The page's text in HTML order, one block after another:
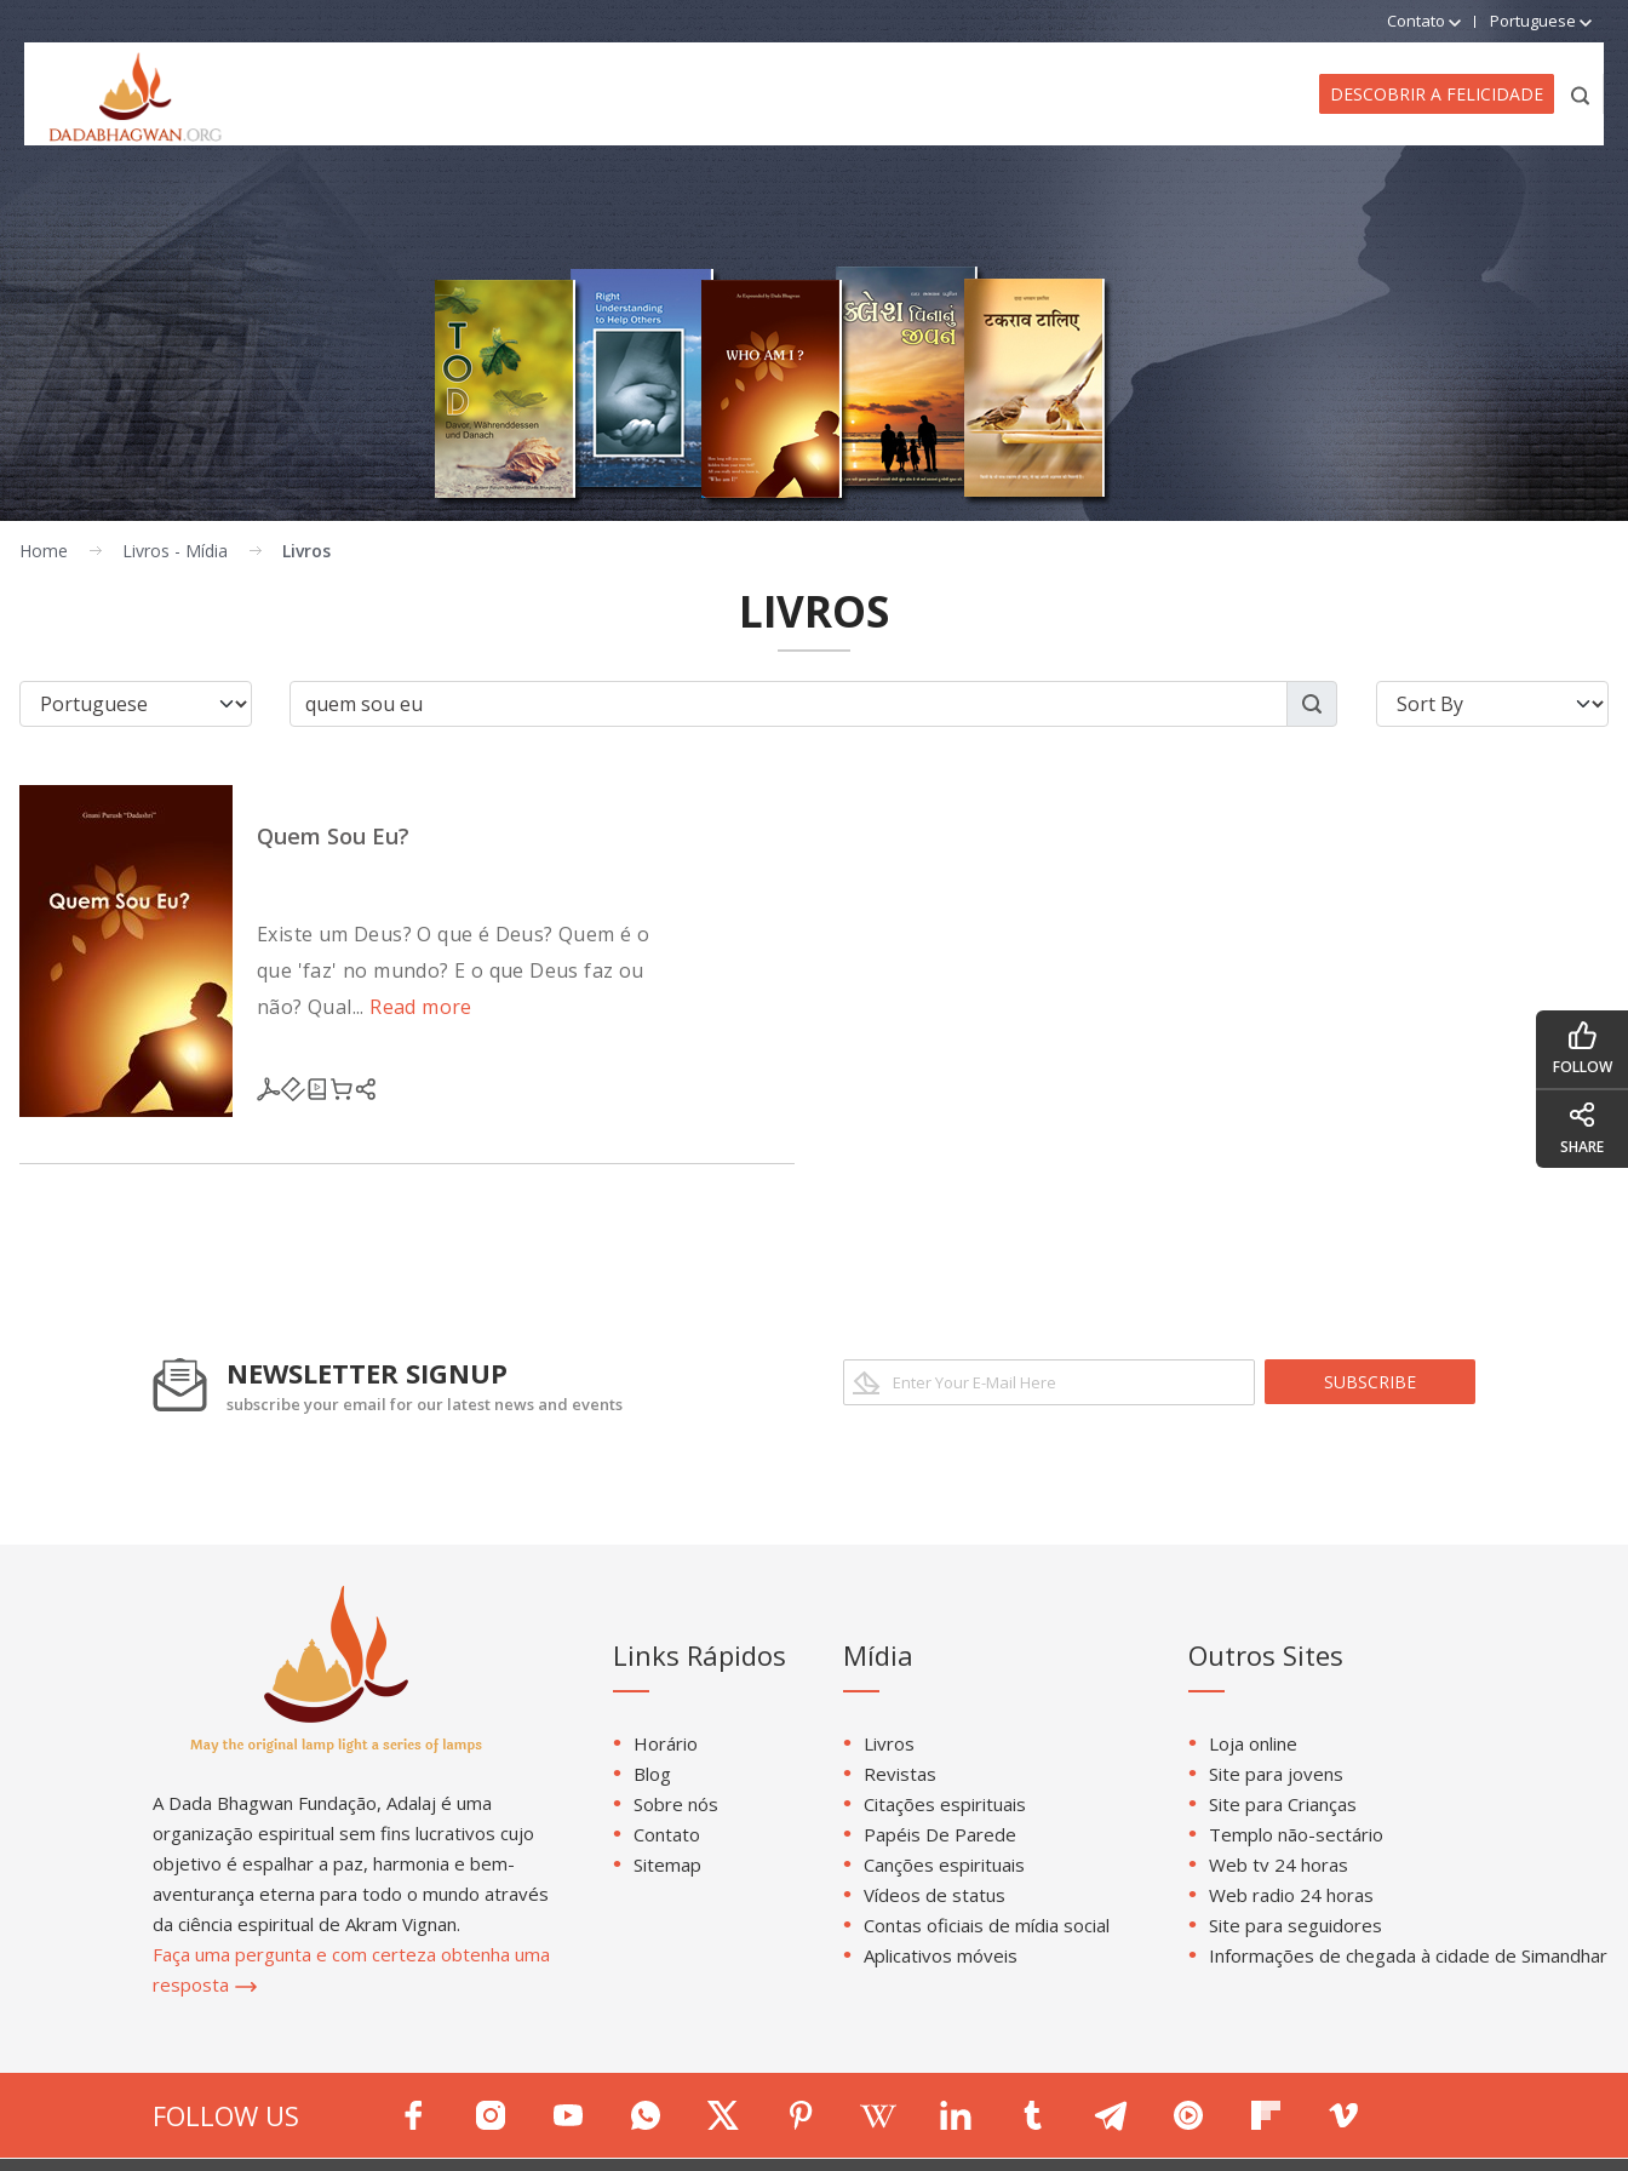
Contato Portuguese
DESCOBRIR A FELICIDADE
Home Livros - Mídia Livros
LIVROS
Quem Sou Eu?
Existe um Deus? O que é Deus? Quem é o
que 'faz' no mundo? E o que Deus faz ou
não? Qual... Read more
NEWSLETTER SIGNUP
subscribe your email for our latest news and events
SUBSCRIBE
A Dada Bhagwan Fundação, Adalaj é uma
organização espiritual sem fins lucrativos cujo
objetivo é espalhar a paz, harmonia e bem-
aventurança eterna para todo o mundo através
da ciência espiritual de Akram Vignan.
Faça uma pergunta e com certeza obtenha uma
resposta
Links Rápidos
Horário
Blog
Sobre nós
Contato
Sitemap
Mídia
Livros
Revistas
Citações espirituais
Papéis De Parede
Canções espirituais
Vídeos de status
Contas oficiais de mídia social
Aplicativos móveis
Outros Sites
Loja online
Site para jovens
Site para Crianças
Templo não-sectário
Web tv 24 horas
Web radio 24 horas
Site para seguidores
Informações de chegada à cidade de Simandhar
FOLLOW US
FOLLOW
SHARE